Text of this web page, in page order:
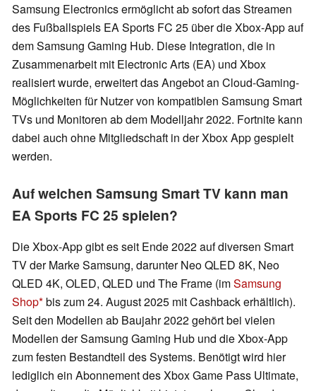
Samsung Electronics ermöglicht ab sofort das Streamen
des Fußballspiels EA Sports FC 25 über die Xbox-App auf
dem Samsung Gaming Hub. Diese Integration, die in
Zusammenarbeit mit Electronic Arts (EA) und Xbox
realisiert wurde, erweitert das Angebot an Cloud-Gaming-
Möglichkeiten für Nutzer von kompatiblen Samsung Smart
TVs und Monitoren ab dem Modelljahr 2022. Fortnite kann
dabei auch ohne Mitgliedschaft in der Xbox App gespielt
werden.
Auf welchen Samsung Smart TV kann man
EA Sports FC 25 spielen?
Die Xbox-App gibt es seit Ende 2022 auf diversen Smart
TV der Marke Samsung, darunter Neo QLED 8K, Neo
QLED 4K, OLED, QLED und The Frame (imSamsung
Shop bis zum 24. August 2025 mit Cashback erhältlich).
Seit den Modellen ab Baujahr 2022 gehört bei vielen
Modellen der Samsung Gaming Hub und die Xbox-App
zum festen Bestandteil des Systems. Benötigt wird hier
lediglich ein Abonnement des Xbox Game Pass Ultimate,